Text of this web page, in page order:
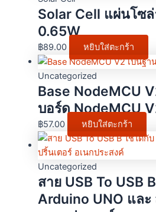
Solar Cell แผ่นโซล่
0.65W
฿89.00 หยิบใส่ตะกร้า
Uncategorized
Base NodeMCU
บอร์ด NodeMCU
฿57.00 หยิบใส่ตะกร้า
Uncategorized
สาย USB To USB
Arduino UNO และ